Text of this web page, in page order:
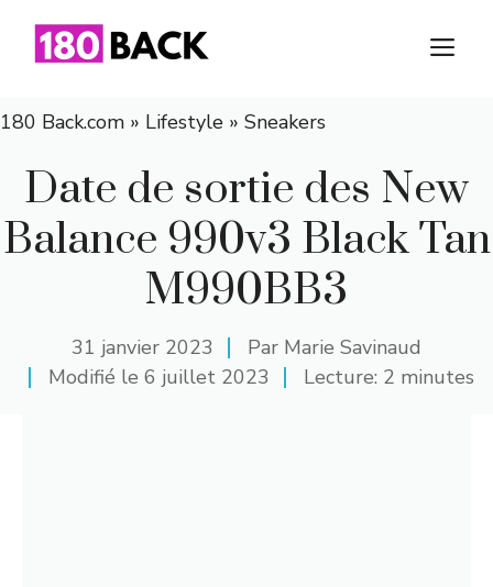
180 Back.com » Lifestyle » Sneakers
Date de sortie des New
Balance 990v3 Black Tan
M990BB3
31 janvier 2023 Par Marie Savinaud
Modifié le 6 juillet 2023 Lecture: 2 minutes